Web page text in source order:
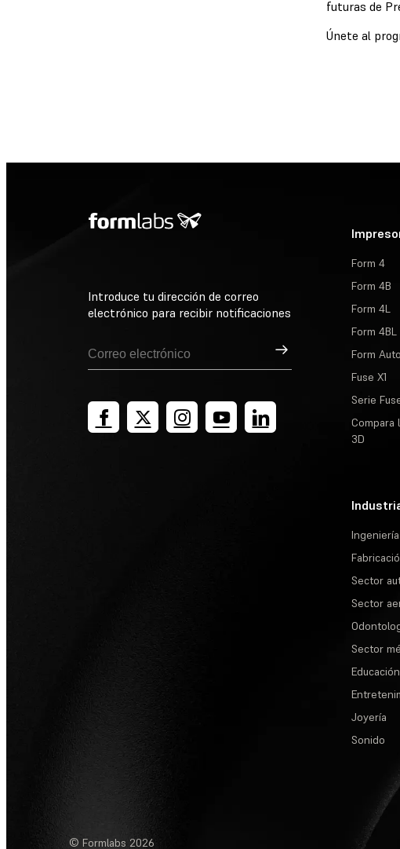
futuras de
Únete al
Introduce tu dirección de correo
electrónico para recibir notificaciones
Suscribirse
Form 4
Form 4B
Form 4L
Form 4BL
Form Auto
Fuse X1
Serie
Compara
3D
Ingeniería
Sector
Sector
Sector
Educación
Joyería
Sonido
© Formlabs 2026